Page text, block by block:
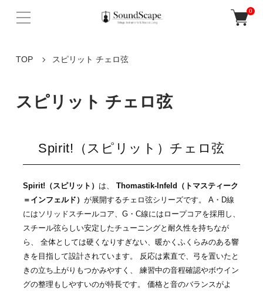
0
TOP スピリット チェロ弦
スピリット チェロ弦
Spirit!（スピリット）チェロ弦
Spirit!（スピリット） は、 Thomastik-Infeld（トマスティーク
＝インフェルド） が展開するチェロ弦シリーズです。 A・D線
にはソリッドスチールコア、G・C線にはロープコアを採用し、
スチール弦らしい安定したチューニングと耐久性を持ちなが
ら、 全体としては硬くなりすぎない、暖かくふくらみのある響
きを目指して設計されています。 反応は素直で、弓を置いたと
きの立ち上がりもつかみやすく、 練習中の音程確認やボウイン
グの整理もしやすいのが特長です。 価格と音のバランスがよ